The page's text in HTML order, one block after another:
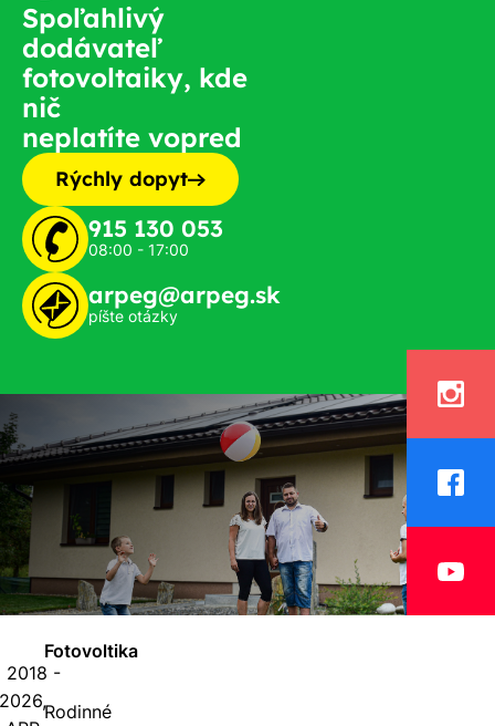
Spoľahlivý
dodávateľ
fotovoltaiky, kde
nič
neplatíte vopred
Rýchly dopyt
915 130 053
08:00 - 17:00
arpeg@arpeg.sk
píšte otázky
Fotovoltika
Rodinné
-